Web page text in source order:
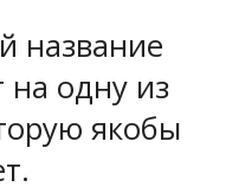
название
на одну из
якобы